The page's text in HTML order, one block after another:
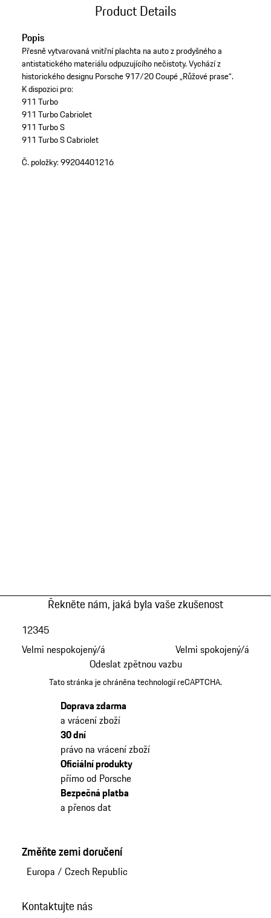
Product Details
Popis
Přesně vytvarovaná vnitřní plachta na auto z prodyšného a
antistatického materiálu odpuzujícího nečistoty. Vychází z
historického designu Porsche 917/20 Coupé „Růžové prase“.
K dispozici pro:
911 Turbo
911 Turbo Cabriolet
911 Turbo S
911 Turbo S Cabriolet
Č. položky:99204401216
Řekněte nám, jaká byla vaše zkušenost
Velmi nespokojený/á
12345
Velmi spokojený/á
Odeslat zpětnou vazbu
Tato stránka je chráněna technologií reCAPTCHA.
Doprava zdarma
a vrácení zboží
30 dní
právo na vrácení zboží
Oficiální produkty
přímo od Porsche
Bezpečná platba
a přenos dat
Změňte zemi doručení
Europa / Czech Republic
Kontaktujte nás